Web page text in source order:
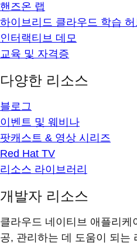
핸즈온 랩
하이브리드 클라우드 학습 허
인터랙티브 데모
교육 및 자격증
다양한 리소스
블로그
이벤트 및 웨비나
팟캐스트 & 영상 시리즈
Red Hat TV
리소스 라이브러리
개발자 리소스
클라우드 네이티브 애플리케
공, 관리하는 데 도움이 되는